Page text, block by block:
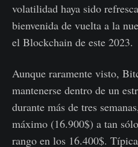
volatilidad haya sido
bienvenida de vuelta a la
el Blockchain de este 2023.
Aunque raramente visto,
mantenerse dentro de un
durante más de tres
máximo (16.900$) a tan
rango en los 16.400$.